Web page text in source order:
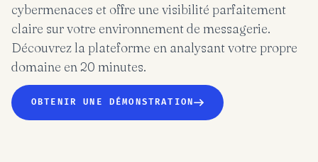
cybermenaces et offre une visibilité parfaitement
claire sur votre environnement de messagerie.
Découvrez la plateforme en analysant votre propre
domaine en 20 minutes.
OBTENIR UNE DÉMONSTRATION